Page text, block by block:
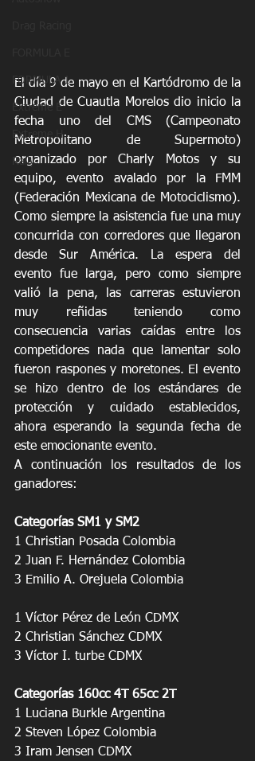
FORMULA 1
Extreme E
Extreme H
Rally
El día 9 de mayo en el Kartódromo de la
Ciudad de Cuautla Morelos dio inicio la
fecha uno del CMS (Campeonato
Metropolitano de Supermoto)
organizado por Charly Motos y su
equipo, evento avalado por la FMM
(Federación Mexicana de Motociclismo).
Como siempre la asistencia fue una muy
concurrida con corredores que llegaron
desde Sur América. La espera del
evento fue larga, pero como siempre
valió la pena, las carreras estuvieron
muy reñidas teniendo como
consecuencia varias caídas entre los
competidores nada que lamentar solo
fueron raspones y moretones. El evento
se hizo dentro de los estándares de
protección y cuidado establecidos,
ahora esperando la segunda fecha de
este emocionante evento.
A continuación los resultados de los
ganadores:
Categorías SM1 y SM2
1 Christian Posada Colombia
2 Juan F. Hernández Colombia
3 Emilio A. Orejuela Colombia
1 Víctor Pérez de León CDMX
2 Christian Sánchez CDMX
3 Víctor I. turbe CDMX
Categorías 160cc 4T 65cc 2T
1 Luciana Burkle Argentina
2 Steven López Colombia
3 Iram Jensen CDMX